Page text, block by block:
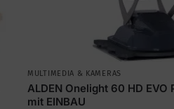
MULTIMEDIA & KAMERAS
ALDEN Onelight 60 HD EVO
mit EINBAU